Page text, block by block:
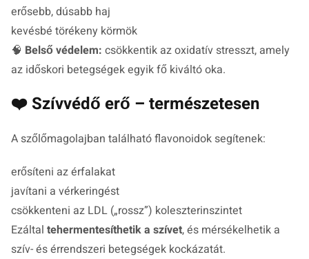
erősebb, dúsabb haj
kevésbé törékeny körmök
🧠 Belső védelem: csökkentik az oxidatív stresszt, amely
az időskori betegségek egyik fő kiváltó oka.
❤️ Szívvédő erő – természetesen
A szőlőmagolajban található flavonoidok segítenek:
erősíteni az érfalakat
javítani a vérkeringést
csökkenteni az LDL („rossz”) koleszterinszintet
Ezáltal tehermentesíthetik a szívet, és mérsékelhetik a
szív- és érrendszeri betegségek kockázatát.